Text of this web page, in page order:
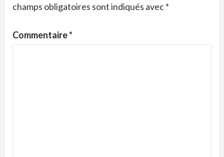
champs obligatoires sont indiqués avec*
Commentaire*